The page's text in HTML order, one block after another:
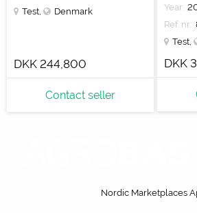
Test
Denmark
DKK 244,800
Contact seller
Year:
Ref. nr.:
Test
DKK
Nordic Marketplaces